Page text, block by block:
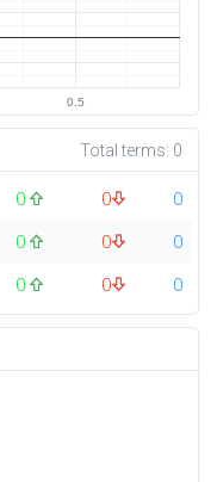
0.5
Total terms: 0
0 0
0
0 0
0
0 0 0